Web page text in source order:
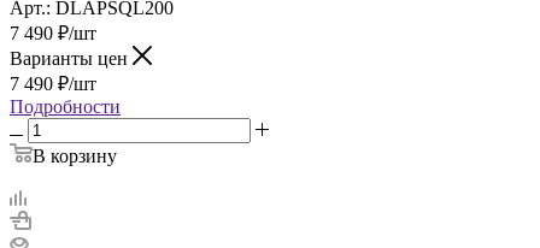
Арт.: DLAPSQL200
7 490 ₽/шт
Варианты цен
7 490 ₽/шт
Подробности
В корзину